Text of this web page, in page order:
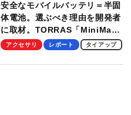
安全なモバイルバッテリ＝半固
体電池。選ぶべき理由を開発者
に取材。TORRAS「MiniMag
Pro」の実機レビューも
アクセサリ レポート タイアップ